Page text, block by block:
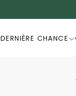
DERNIÈRE CHANCE